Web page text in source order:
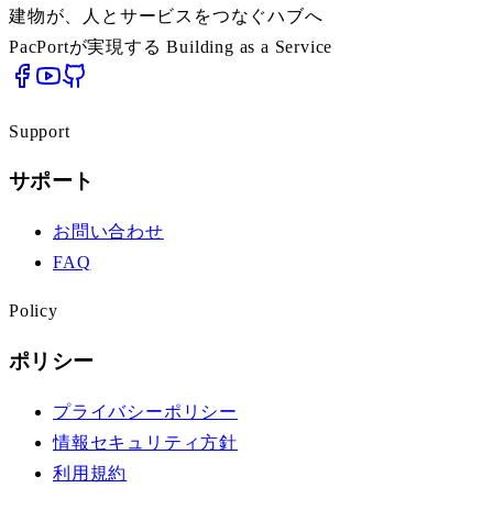
建物が、人とサービスをつなぐハブへ
PacPortが実現する Building as a Service
Support
サポート
お問い合わせ
FAQ
Policy
ポリシー
プライバシーポリシー
情報セキュリティ方針
利用規約